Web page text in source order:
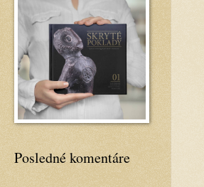
Posledné komentáre